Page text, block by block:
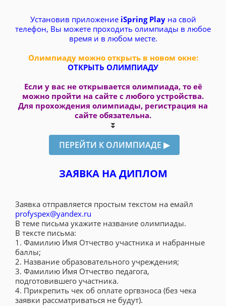
Установив приложение iSpring Playна свой
телефон, Вы можете проходить олимпиады в любое
время и в любом месте.
Олимпиаду можно открыть в новом окне:
ОТКРЫТЬ ОЛИМПИАДУ
Если у вас не открывается олимпиада, то её
можно пройти на сайте с любого устройства.
Для прохождения олимпиады, регистрация на
сайте обязательна.
⏬
ЗАЯВКА НА ДИПЛОМ
Заявка отправляется простым текстом на емайл
profyspex@yandex.ru
В теме письма укажите название олимпиады.
В тексте письма:
1. Фамилию Имя Отчество участника и набранные
баллы;
2. Название образовательного учреждения;
3. Фамилию Имя Отчество педагога,
подготовившего участника.
4. Прикрепить чек об оплате оргвзноса (без чека
заявки рассматриваться не будут).